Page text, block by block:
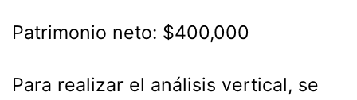
Patrimonio neto: $400,000
Para realizar el análisis vertical, se